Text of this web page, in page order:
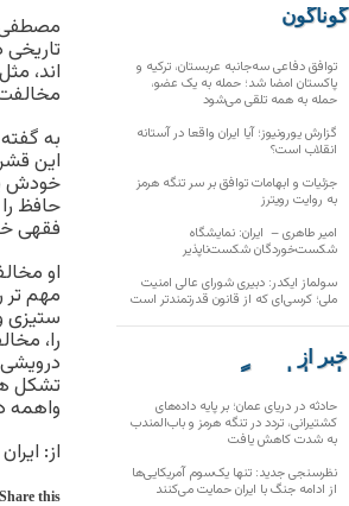
مصطفی
تاریخی
اند،
به
این
خودش
حافظ
فقهی
او
مهم
ستیزی
را،
تشکل
واهمه
از:
Share this:
گوناگون
توافق دفاعی سه‌جانبه عربستان، ترکیه و
پاکستان امضا شد؛ حمله به یک عضو،
حمله به همه تلقی می‌شود
گزارش یورونیوز؛ آیا ایران واقعا در آستانه
انقلاب است؟
جزئیات و ابهامات توافق بر سر تنگه هرمز
به روایت رویترز
امیر طاهری – ایران: نمایشگاه
شکست‌خوردگان شکست‌ناپذیر
سولماز ایکدر: دبیری شورای عالی امنیت
ملی؛ کرسی‌ای که از قانون قدرتمندتر است
خبر از
تارنماهای دیگر
حادثه در دریای عمان؛ بر پایه داده‌های
کشتیرانی، تردد در تنگه هرمز و باب‌المندب
به شدت کاهش یافت
نظرسنجی جدید: تنها یک‌سوم آمریکایی‌ها
از ادامه جنگ با ایران حمایت می‌کنند